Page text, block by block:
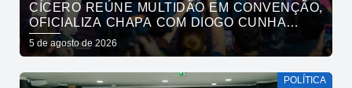
CÍCERO REÚNE MULTIDÃO EM CONVENÇÃO,
OFICIALIZA CHAPA COM DIOGO CUNHA
LIMA, VENEZIANO E ANDRÉ GADELHA E
CONVOCA PARAÍBA A DAR O PRÓXIMO
5 de agosto de 2026
POLÍTICA